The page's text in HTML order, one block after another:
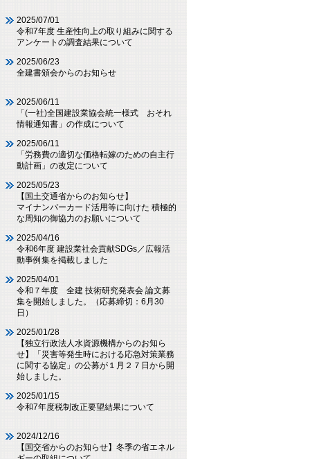
2025/07/01
令和7年度 生産性向上の取り組みに関する
アンケートの調査結果について
2025/06/23
全建書頒会からのお知らせ
2025/06/11
「(一社)全国建設業協会統一様式 おそれ
情報通知書」の作成について
2025/06/11
「労務費の適切な価格転嫁のための自主行
動計画」の改定について
2025/05/23
【国土交通省からのお知らせ】
マイナンバーカード活用等に向けた 積極的
な周知の御協力のお願いについて
2025/04/16
令和6年度 建設業社会貢献SDGs／広報活
動事例集を掲載しました
2025/04/01
令和７年度 全建 技術研究発表会 論文募
集を開始しました。（応募締切：6月30
日）
2025/01/28
【独立行政法人水資源機構からのお知ら
せ】「災害等発生時における応急対策業務
に関する協定」の公募が１月２７日から開
始しました。
2025/01/15
令和7年度税制改正要望結果について
2024/12/16
【国交省からのお知らせ】冬季の省エネル